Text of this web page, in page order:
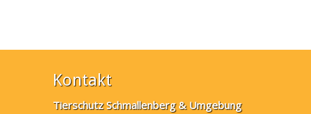
Kontakt
Tierschutz Schmallenberg & Umgebung